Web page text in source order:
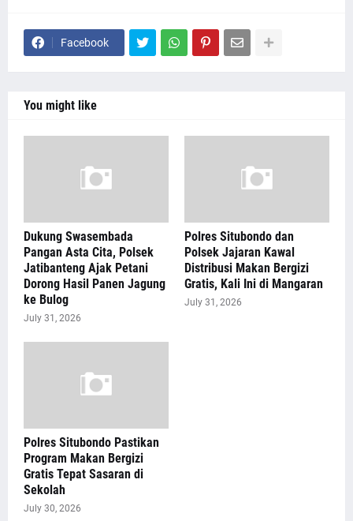
Facebook
You might like
Dukung Swasembada
Pangan Asta Cita, Polsek
Jatibanteng Ajak Petani
Dorong Hasil Panen Jagung
ke Bulog
July 31, 2026
Polres Situbondo dan
Polsek Jajaran Kawal
Distribusi Makan Bergizi
Gratis, Kali Ini di Mangaran
July 31, 2026
Polres Situbondo Pastikan
Program Makan Bergizi
Gratis Tepat Sasaran di
Sekolah
July 30, 2026